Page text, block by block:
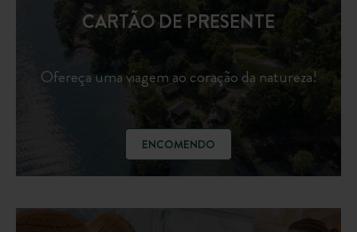
CARTÃO DE PRESENTE
Ofereça uma viagem ao coração da natureza!
ENCOMENDO